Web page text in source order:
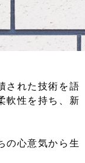
された技術を語
軟性を持ち、新
の心意気から生